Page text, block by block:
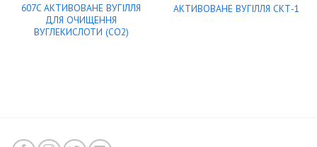
607C АКТИВОВАНЕ ВУГІЛЛЯ
ДЛЯ ОЧИЩЕННЯ
ВУГЛЕКИСЛОТИ (СО2)
АКТИВОВАНЕ ВУГІЛЛЯ СКТ-1